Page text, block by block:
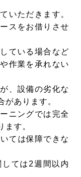
いただきます。
スをお借りさせ
ている場合など
作業を承れない
、設備の劣化な
があります。
ニングでは完全
ます。
ては保障できな
ては2週間以内